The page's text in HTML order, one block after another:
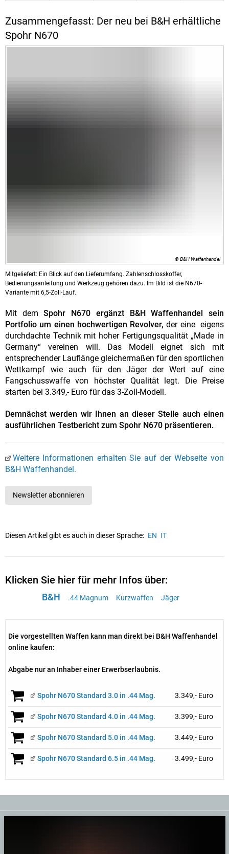
Zusammengefasst: Der neu bei B&H erhältliche
Spohr N670
© B&H Waffenhandel
Mitgeliefert: Ein Blick auf den Lieferumfang. Zahlenschlosskoffer,
Bedienungsanleitung und Werkzeug gehören dazu. Im Bild ist die N670-
Variante mit 6,5-Zoll-Lauf.
Mit demSpohr N670 ergänzt B&H Waffenhandel sein
Portfolio um einen hochwertigen Revolver,der eine eigens
durchdachte Technik mit hoher Fertigungsqualität „Made in
Germany“ vereinen will. Das Modell eignet sich mit
entsprechender Lauflänge gleichermaßen für den sportlichen
Wettkampf wie auch für den Jäger der Wert auf eine
Fangschusswaffe von höchster Qualität legt. Die Preise
starten bei 3.349,- Euro für das 3-Zoll-Modell.
Demnächst werden wir Ihnen an dieser Stelle auch einen
ausführlichen Testbericht zum Spohr N670 präsentieren.
Weitere Informationen erhalten Sie auf der Webseite von
B&H Waffenhandel.
Newsletter abonnieren
Diesen Artikel gibt es auch in dieser Sprache: EN IT
Klicken Sie hier für mehr Infos über:
B&H .44 Magnum Kurzwaffen Jäger
Die vorgestellten Waffen kann man direkt bei B&H Waffenhandel
online kaufen:
Abgabe nur an Inhaber einer Erwerbserlaubnis.
Spohr N670 Standard 3.0 in .44 Mag. 3.349,- Euro
Spohr N670 Standard 4.0 in .44 Mag. 3.399,- Euro
Spohr N670 Standard 5.0 in .44 Mag. 3.449,- Euro
Spohr N670 Standard 6.5 in .44 Mag. 3.499,- Euro